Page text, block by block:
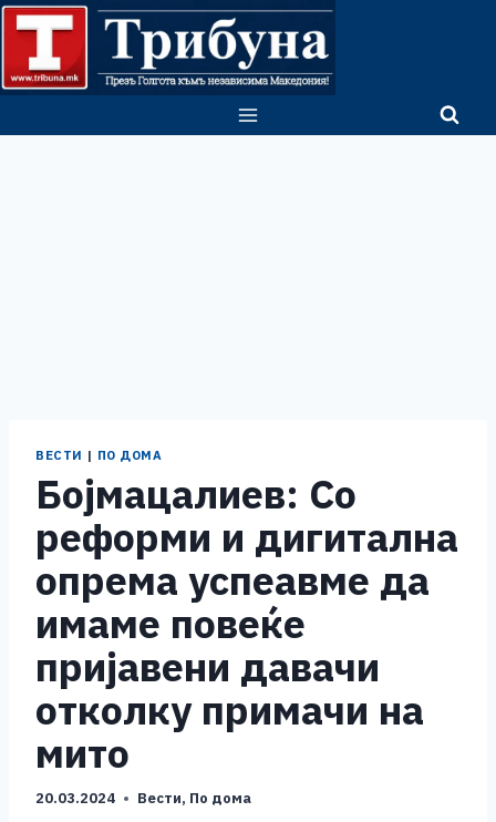
Skip
content
ВЕСТИ | ПО ДОМА
Бојмацалиев: Со
реформи и дигитална
опрема успеавме да
имаме повеќе
пријавени давачи
отколку примачи на
мито
20.03.2024 Вести, По дома